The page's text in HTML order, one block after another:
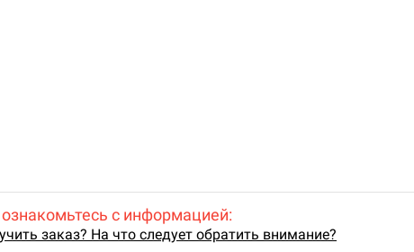
с информацией:
заказ? На что следует обратить внимание?